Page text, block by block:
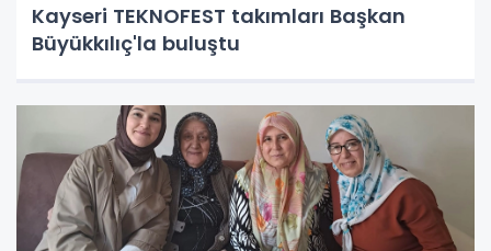
Kayseri TEKNOFEST takımları Başkan
Büyükkılıç'la buluştu